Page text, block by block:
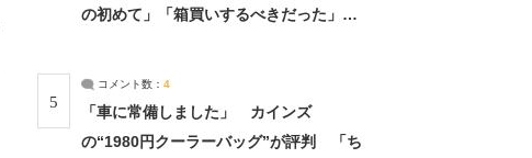
の初めて」「箱買いするべきだった」
5
コメント数： 4
「車に常備しました」 カインズ
の“1980円クーラーバッグ”が評判 「ち